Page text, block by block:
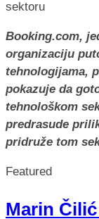
Booking.com,
organizaciju
tehnologijama,
pokazuje da
tehnološkom
predrasude
pridruže tom
Featured
Marin